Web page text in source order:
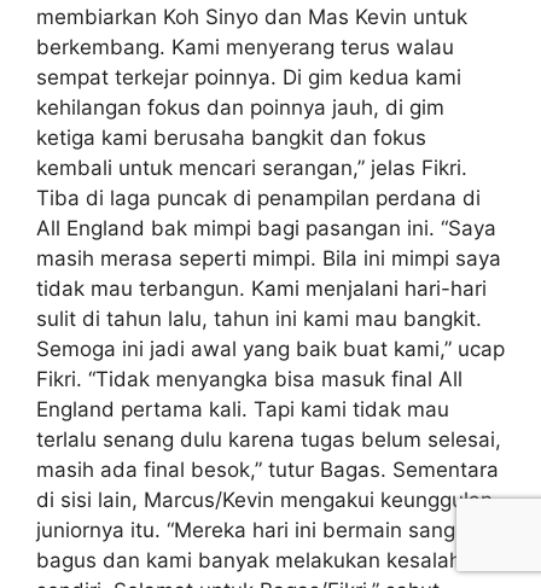
membiarkan Koh Sinyo dan Mas Kevin untuk
berkembang. Kami menyerang terus walau
sempat terkejar poinnya. Di gim kedua kami
kehilangan fokus dan poinnya jauh, di gim
ketiga kami berusaha bangkit dan fokus
kembali untuk mencari serangan,” jelas Fikri.
Tiba di laga puncak di penampilan perdana di
All England bak mimpi bagi pasangan ini. “Saya
masih merasa seperti mimpi. Bila ini mimpi saya
tidak mau terbangun. Kami menjalani hari-hari
sulit di tahun lalu, tahun ini kami mau bangkit.
Semoga ini jadi awal yang baik buat kami,” ucap
Fikri. “Tidak menyangka bisa masuk final All
England pertama kali. Tapi kami tidak mau
terlalu senang dulu karena tugas belum selesai,
masih ada final besok,” tutur Bagas. Sementara
di sisi lain, Marcus/Kevin mengakui keunggulan
juniornya itu. “Mereka hari ini bermain sangat
bagus dan kami banyak melakukan kesalahan